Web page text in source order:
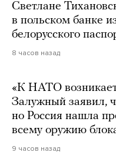
Светлане
в польском банке
белорусского
8 часов назад
«К НАТО
Залужный заявил,
но Россия нашла
всему оружию
9 часов назад